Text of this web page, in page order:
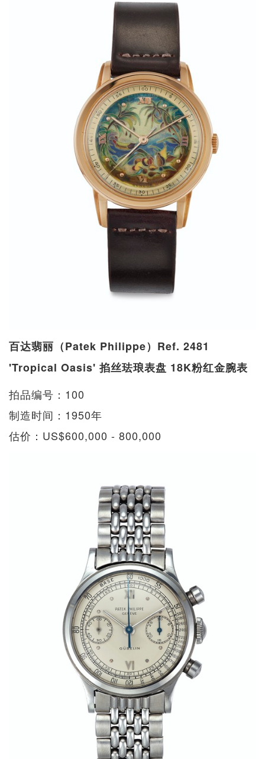
百达翡丽（Patek Philippe）Ref. 2481
'Tropical Oasis' 掐丝珐琅表盘 18K粉红金腕表
拍品编号：100
制造时间：1950年
估价：US$600,000 - 800,000